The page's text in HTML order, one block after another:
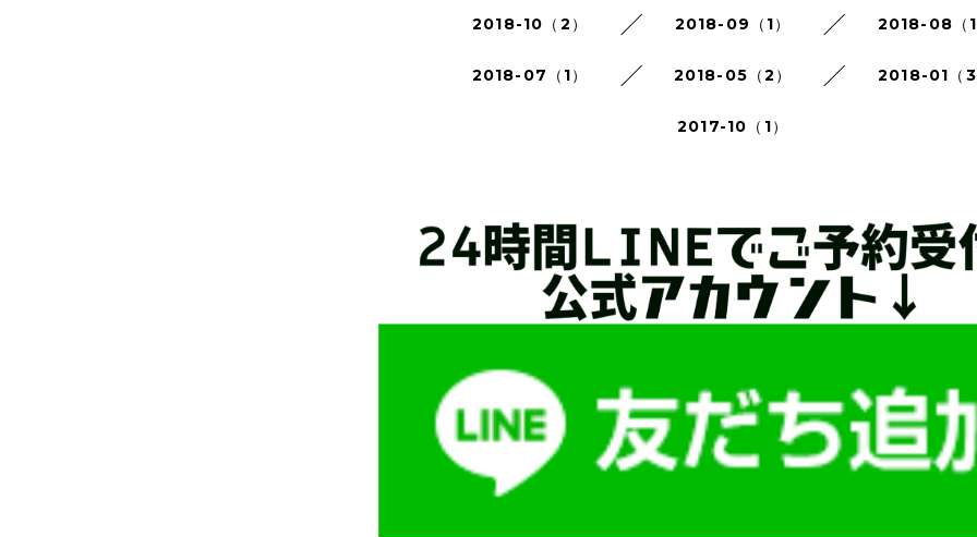
2018-10（2） 2018-09（1） 2018-08（
2018-07（1） 2018-05（2） 2018-01（
2017-10（1）